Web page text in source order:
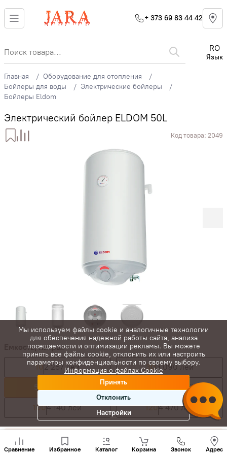
+ 373 69 83 44 42
RO
Язык
Главная
Оборудование для отопления
Бойлеры для воды
Электрические бойлеры
Бойлеры Eldom
Электрический бойлер ELDOM 50L
Код товара: 2049
Емкость, литры:
102 257 лей 303 090 лей
50 803 960 лей
1004 140 лей 1204 470 лей
3 763
3 360 лей - +
Сравнение Избранное Каталог Корзина Звонок Адрес
нам
+(373)
Мы используем файлы cookie и аналогичные технологии
для обеспечения надежной работы сайта, анализа
посещаемости и оптимизации рекламы. Вы можете
принять все файлы cookie, отклонить их или настроить
параметры конфиденциальности по своему выбору.
Информация о файлах Cookie
Принять
Отклонить
Настройки